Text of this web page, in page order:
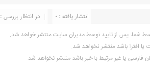
در انتظار بررسی : 0 انتشار یافته : 0
شما، پس از تایید توسط مدیران سایت منتشر خواهد شد.
یا افترا باشد منتشر نخواهد شد.
فارسی یا غیر مرتبط با خبر باشد منتشر نخواهد شد.